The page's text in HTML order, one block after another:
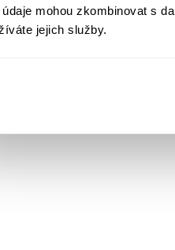
mohou zkombinovat s
jejich služby.